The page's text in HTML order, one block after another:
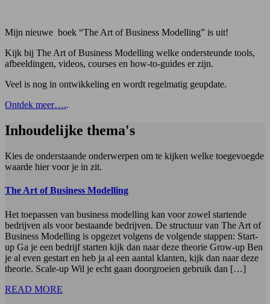
Mijn nieuwe boek “The Art of Business Modelling” is uit!
Kijk bij The Art of Business Modelling welke ondersteunde tools,
afbeeldingen, videos, courses en how-to-guides er zijn.
Veel is nog in ontwikkeling en wordt regelmatig geupdate.
Ontdek meer…..
Inhoudelijke thema's
Kies de onderstaande onderwerpen om te kijken welke toegevoegde
waarde hier voor je in zit.
The Art of Business Modelling
Het toepassen van business modelling kan voor zowel startende
bedrijven als voor bestaande bedrijven. De structuur van The Art of
Business Modelling is opgezet volgens de volgende stappen: Start-
up Ga je een bedrijf starten kijk dan naar deze theorie Grow-up Ben
je al even gestart en heb ja al een aantal klanten, kijk dan naar deze
theorie. Scale-up Wil je echt gaan doorgroeien gebruik dan […]
READ MORE